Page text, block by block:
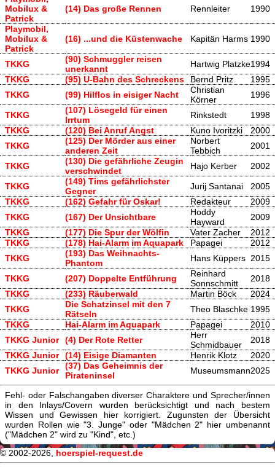
Mobilux &
Patrick
(14) Das große Rennen Rennleiter 1990
Playmobil,
Mobilux &
Patrick
(16) ...und die Küstenwache Kapitän Harms 1990
TKKG
(90) Schmuggler reisen
unerkannt
Hartwig Platzke1994
TKKG
(95) U-Bahn des Schreckens Bernd Pritz
1995
TKKG
(99) Hilflos in eisiger Nacht
Christian
Körner
1996
TKKG
(107) Lösegeld für einen
Irrtum
Rinkstedt
1998
TKKG
(120) Bei Anruf Angst Kuno Ivoritzki
2000
TKKG
(125) Der Mörder aus einer
anderen Zeit
Norbert
Tebbich
2001
TKKG
(130) Die gefährliche Zeugin
verschwindet
Hajo Kerber 2002
TKKG
(149) Tims gefährlichster
Gegner
Jurij Santanai
2005
TKKG
(162) Gefahr für Oskar! Redakteur
2009
TKKG
(167) Der Unsichtbare
Hoddy
Hayward
2009
TKKG
(177) Die Spur der Wölfin Vater Zacher
2012
TKKG
(178) Hai-Alarm im Aquapark Papagei
2012
TKKG
(193) Das Weihnachts-
Phantom
Hans Küppers 2015
TKKG (207) Doppelte Entführung
Reinhard
Sonnschmitt
2018
TKKG
(233) Räuberwald Martin Böck
2024
TKKG
Die Schatzinsel mit den 7
Rätseln
Theo Blaschke 1995
TKKG
Hai-Alarm im Aquapark Papagei
2010
TKKG Junior
(4) Der Rote Retter
Herr
Schmidbauer
2018
TKKG Junior
(14) Eisige Diamanten Henrik Klotz
2020
TKKG Junior
(37) Das Geheimnis der
Pirateninsel
Museumsmann2025
Fehl- oder Falschangaben diverser Charaktere und Sprecher/innen
in den Inlays/Covern wurden berücksichtigt und nach bestem
Wissen und Gewissen hier korrigiert. Zugunsten der Übersicht
wurden Rollen wie "3. Junge" oder "Mädchen 2" hier umbenannt
("Mädchen 2" wird zu "Kind", etc.)
© 2002-2026, hoerspiel-request.de